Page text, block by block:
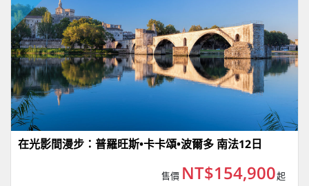
在光影間漫步：普羅旺斯•卡卡頌•波爾多 南法12日
售價 NT$154,900起